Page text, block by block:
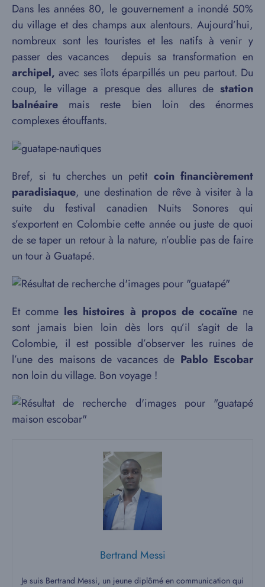
Dans les années 80, le gouvernement a inondé 50%
du village et des champs aux alentours. Aujourd’hui,
nombreux sont les touristes et les natifs à venir y
passer des vacances depuis sa transformation en
archipel,avec ses îlots éparpillés un peu partout. Du
coup, le village a presque des allures de station
balnéaire mais reste bien loin des énormes
complexes étouffants.
Bref, si tu cherches un petit coin financièrement
paradisiaque, une destination de rêve à visiter à la
suite du festival canadien Nuits Sonores qui
s’exportent en Colombie cette année ou juste de quoi
de se taper un retour à la nature, n’oublie pas de faire
un tour à Guatapé.
Et comme les histoires à propos de cocaïnene
sont jamais bien loin dès lors qu’il s’agit de la
Colombie, il est possible d’observer les ruines de
l’une des maisons de vacances de Pablo Escobar
non loin du village. Bon voyage !
Bertrand Messi
Je suis Bertrand Messi, un jeune diplômé en communication qui